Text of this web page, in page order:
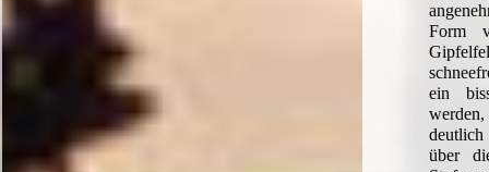
Form
ein
über